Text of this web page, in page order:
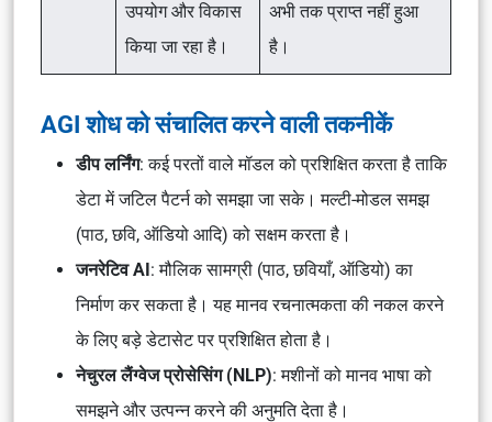
उपयोग और विकास
किया जा रहा है।
अभी तक प्राप्त नहीं हुआ
है।
AGI शोध को संचालित करने वाली तकनीकें
डीप लर्निंग: कई परतों वाले मॉडल को प्रशिक्षित करता है ताकि
डेटा में जटिल पैटर्न को समझा जा सके। मल्टी-मोडल समझ
(पाठ, छवि, ऑडियो आदि) को सक्षम करता है।
जनरेटिव AI: मौलिक सामग्री (पाठ, छवियाँ, ऑडियो) का
निर्माण कर सकता है। यह मानव रचनात्मकता की नकल करने
के लिए बड़े डेटासेट पर प्रशिक्षित होता है।
नेचुरल लैंग्वेज प्रोसेसिंग (NLP): मशीनों को मानव भाषा को
समझने और उत्पन्न करने की अनुमति देता है।